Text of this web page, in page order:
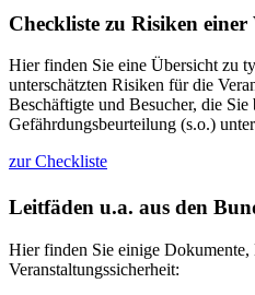
Checkliste zu Risiken
Hier finden Sie eine Übersicht zu
unterschätzten Risiken für die
Beschäftigte und Besucher, die Sie
Gefährdungsbeurteilung (s.o.)
zur Checkliste
Leitfäden u.a. aus den
Hier finden Sie einige
Veranstaltungssicherheit: